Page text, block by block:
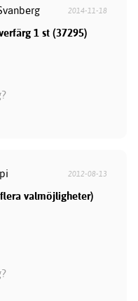
2014-11-18
1 st (37295)
2012-08-13
valmöjligheter)